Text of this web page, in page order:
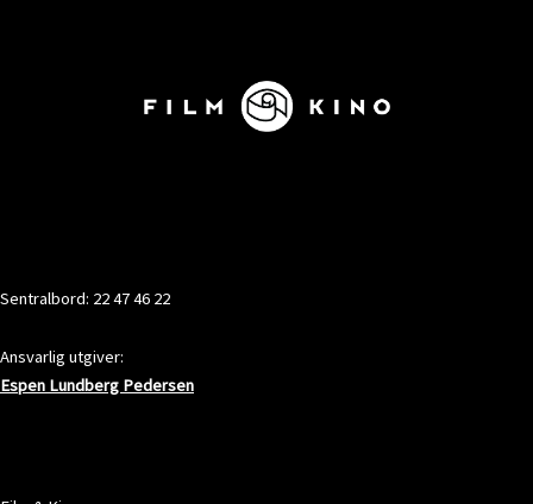
Sentralbord: 22 47 46 22
Ansvarlig utgiver:
Espen Lundberg Pedersen